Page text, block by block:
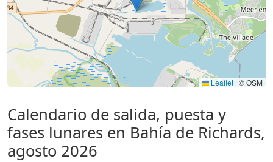
Leaflet | © OSM
Calendario de salida, puesta y
fases lunares en Bahía de Richards,
agosto 2026